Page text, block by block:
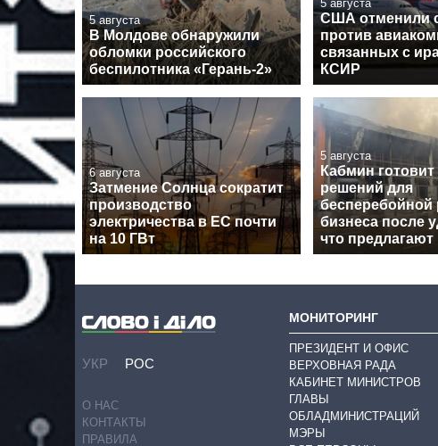
5 августа
В Молдове обнаружили
обломки российского
беспилотника «Герань-2»
5 августа
США отменили
против
связанных с
КСИР
6 августа
Затмение Солнца сократит
производство
электричества в ЕС почти
на 10 ГВт
5 августа
Кабмин готовит
решений для
бесперебойной
бизнеса после
что предлагают
УКР РОС
О НАС
КОНТАКТЫ
ПРАВИЛА
МОНИТОРИНГ
ПРЕЗИДЕНТ И ОФИС
ВЕРХОВНАЯ РАДА
КАБИНЕТ МИНИСТРОВ
ГЛАВЫ
ОБЛАДМИНИСТРАЦИЙ
МЭРЫ